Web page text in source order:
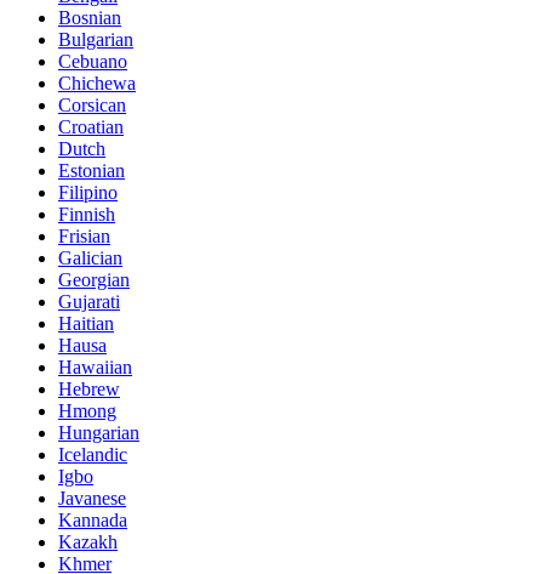
Bosnian
Bulgarian
Cebuano
Chichewa
Corsican
Croatian
Dutch
Estonian
Filipino
Finnish
Frisian
Galician
Georgian
Gujarati
Haitian
Hausa
Hawaiian
Hebrew
Hmong
Hungarian
Icelandic
Igbo
Javanese
Kannada
Kazakh
Khmer